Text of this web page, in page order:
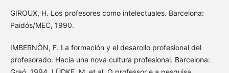
GIROUX, H. Los profesores como intelectuales. Barcelona:
Paidós/MEC, 1990.
IMBERNÒN, F. La formación y el desarollo profesional del
profesorado: Hacia una nova cultura profesional. Barcelona: